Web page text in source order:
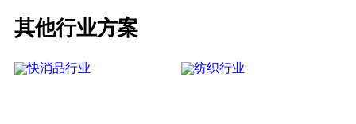
其他行业方案